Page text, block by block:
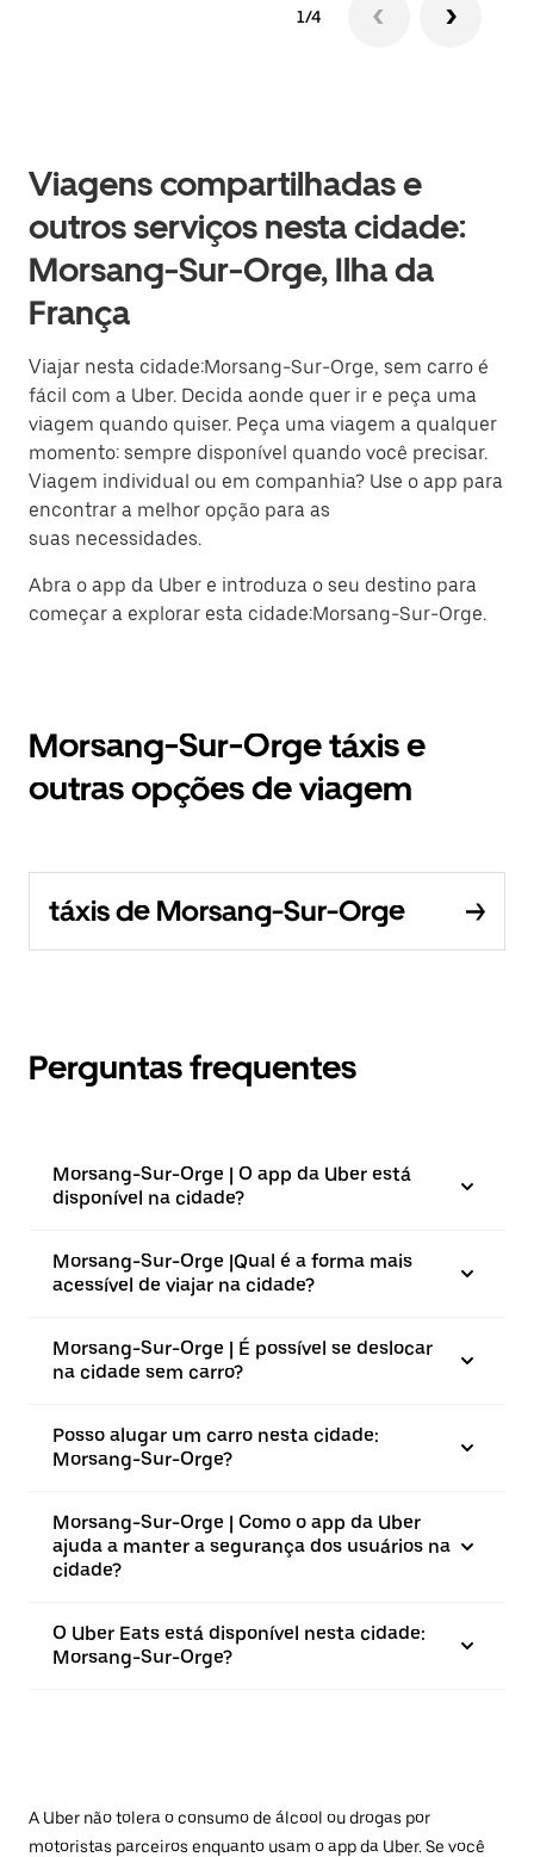
1/4
Viagens compartilhadas e
outros serviços nesta cidade:
Morsang-Sur-Orge, Ilha da
França
Viajar nesta cidade:Morsang-Sur-Orge, sem carro é
fácil com a Uber. Decida aonde quer ir e peça uma
viagem quando quiser. Peça uma viagem a qualquer
momento: sempre disponível quando você precisar.
Viagem individual ou em companhia? Use o app para
encontrar a melhor opção para as
suas necessidades.
Abra o app da Uber e introduza o seu destino para
começar a explorar esta cidade:Morsang-Sur-Orge.
Morsang-Sur-Orge táxis e
outras opções de viagem
táxis de Morsang-Sur-Orge
Perguntas frequentes
Morsang-Sur-Orge | O app da Uber está
disponível na cidade?
Morsang-Sur-Orge |⁠Qual é a forma mais
acessível de viajar na cidade?
Morsang-Sur-Orge | É possível se deslocar
na cidade sem carro?
Posso alugar um carro nesta cidade:
Morsang-Sur-Orge?
Morsang-Sur-Orge | Como o app da Uber
ajuda a manter a segurança dos usuários na
cidade?
O Uber Eats está disponível nesta cidade:
Morsang-Sur-Orge?
A Uber não tolera o consumo de álcool ou drogas por
motoristas parceiros enquanto usam o app da Uber. Se você